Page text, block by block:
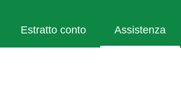
Estratto conto Assistenza